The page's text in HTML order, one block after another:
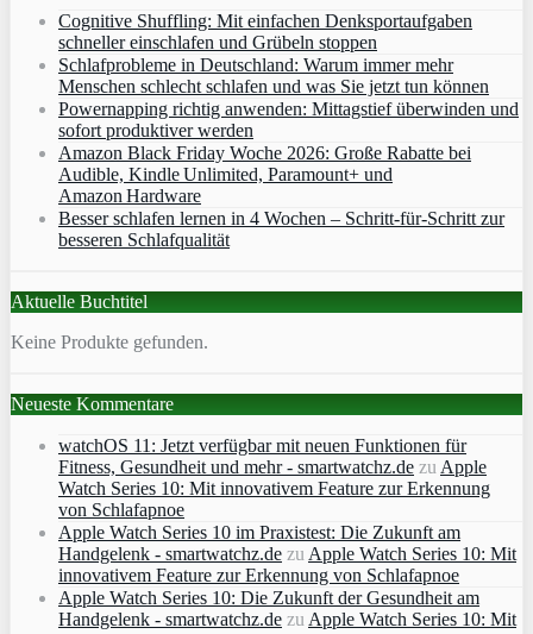
Cognitive Shuffling: Mit einfachen Denksportaufgaben
schneller einschlafen und Grübeln stoppen
Schlafprobleme in Deutschland: Warum immer mehr
Menschen schlecht schlafen und was Sie jetzt tun können
Powernapping richtig anwenden: Mittagstief überwinden und
sofort produktiver werden
Amazon Black Friday Woche 2026: Große Rabatte bei
Audible, Kindle Unlimited, Paramount+ und
Amazon Hardware
Besser schlafen lernen in 4 Wochen – Schritt‑für‑Schritt zur
besseren Schlafqualität
Aktuelle Buchtitel
Keine Produkte gefunden.
Neueste Kommentare
watchOS 11: Jetzt verfügbar mit neuen Funktionen für
Fitness, Gesundheit und mehr - smartwatchz.de zu Apple
Watch Series 10: Mit innovativem Feature zur Erkennung
von Schlafapnoe
Apple Watch Series 10 im Praxistest: Die Zukunft am
Handgelenk - smartwatchz.de zu Apple Watch Series 10: Mit
innovativem Feature zur Erkennung von Schlafapnoe
Apple Watch Series 10: Die Zukunft der Gesundheit am
Handgelenk - smartwatchz.de zu Apple Watch Series 10: Mit